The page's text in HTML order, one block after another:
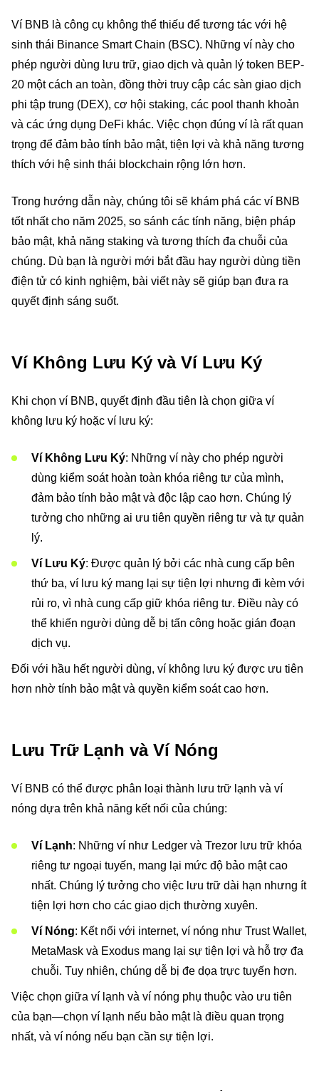
Ví BNB là công cụ không thể thiếu để tương tác với hệ
sinh thái Binance Smart Chain (BSC). Những ví này cho
phép người dùng lưu trữ, giao dịch và quản lý token BEP-
20 một cách an toàn, đồng thời truy cập các sàn giao dịch
phi tập trung (DEX), cơ hội staking, các pool thanh khoản
và các ứng dụng DeFi khác. Việc chọn đúng ví là rất quan
trọng để đảm bảo tính bảo mật, tiện lợi và khả năng tương
thích với hệ sinh thái blockchain rộng lớn hơn.
Trong hướng dẫn này, chúng tôi sẽ khám phá các ví BNB
tốt nhất cho năm 2025, so sánh các tính năng, biện pháp
bảo mật, khả năng staking và tương thích đa chuỗi của
chúng. Dù bạn là người mới bắt đầu hay người dùng tiền
điện tử có kinh nghiệm, bài viết này sẽ giúp bạn đưa ra
quyết định sáng suốt.
Ví Không Lưu Ký và Ví Lưu Ký
Khi chọn ví BNB, quyết định đầu tiên là chọn giữa ví
không lưu ký hoặc ví lưu ký:
Ví Không Lưu Ký: Những ví này cho phép người
dùng kiểm soát hoàn toàn khóa riêng tư của mình,
đảm bảo tính bảo mật và độc lập cao hơn. Chúng lý
tưởng cho những ai ưu tiên quyền riêng tư và tự quản
lý.
Ví Lưu Ký: Được quản lý bởi các nhà cung cấp bên
thứ ba, ví lưu ký mang lại sự tiện lợi nhưng đi kèm với
rủi ro, vì nhà cung cấp giữ khóa riêng tư. Điều này có
thể khiến người dùng dễ bị tấn công hoặc gián đoạn
dịch vụ.
Đối với hầu hết người dùng, ví không lưu ký được ưu tiên
hơn nhờ tính bảo mật và quyền kiểm soát cao hơn.
Lưu Trữ Lạnh và Ví Nóng
Ví BNB có thể được phân loại thành lưu trữ lạnh và ví
nóng dựa trên khả năng kết nối của chúng:
Ví Lạnh: Những ví như Ledger và Trezor lưu trữ khóa
riêng tư ngoại tuyến, mang lại mức độ bảo mật cao
nhất. Chúng lý tưởng cho việc lưu trữ dài hạn nhưng ít
tiện lợi hơn cho các giao dịch thường xuyên.
Ví Nóng: Kết nối với internet, ví nóng như Trust Wallet,
MetaMask và Exodus mang lại sự tiện lợi và hỗ trợ đa
chuỗi. Tuy nhiên, chúng dễ bị đe dọa trực tuyến hơn.
Việc chọn giữa ví lạnh và ví nóng phụ thuộc vào ưu tiên
của bạn—chọn ví lạnh nếu bảo mật là điều quan trọng
nhất, và ví nóng nếu bạn cần sự tiện lợi.